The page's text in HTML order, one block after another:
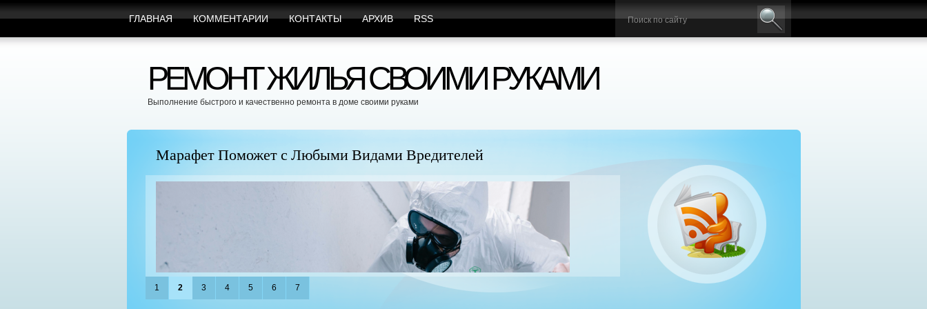
ГЛАВНАЯ КОММЕНТАРИИ КОНТАКТЫ АРХИВ RSS
РЕМОНТ ЖИЛЬЯ СВОИМИ РУКАМИ
Выполнение быстрого и качественно ремонта в доме своими руками
Марафет Поможет с Любыми Видами Вредителей
1 2 3 4 5 6 7